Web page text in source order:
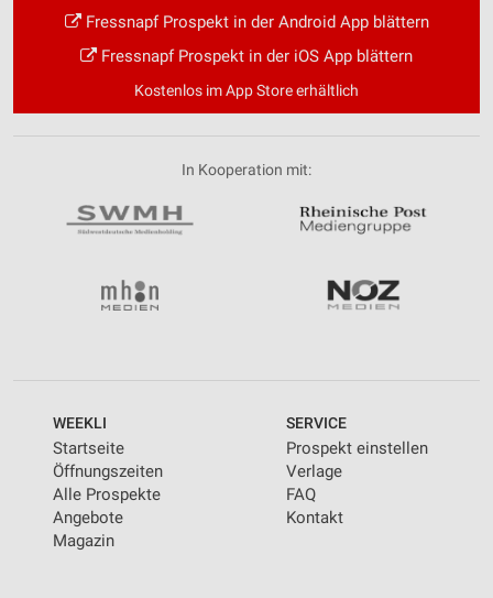
Fressnapf Prospekt in der Android App blättern
Fressnapf Prospekt in der iOS App blättern
Kostenlos im App Store erhältlich
In Kooperation mit:
WEEKLI
Startseite
Öffnungszeiten
Alle Prospekte
Angebote
Magazin
SERVICE
Prospekt einstellen
Verlage
FAQ
Kontakt